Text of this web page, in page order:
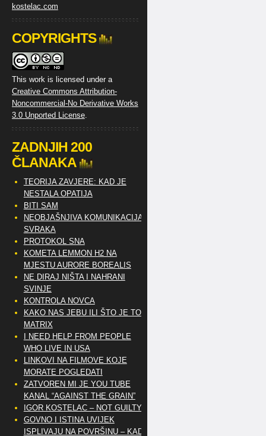
COPYRIGHTS
This work is licensed under a
Creative Commons Attribution-
Noncommercial-No Derivative Works
3.0 Unported License.
ZADNJIH 200
ČLANAKA
TEORIJA ZAVJERE: KAD JE
NESTALA OPATIJA
BITI SAM
NEOBJAŠNJIVA KOMUNIKACIJA
SVRAKA
PROTOKOL SNA
KOMETA LEMMON H2 NA
MJESTU AURORE BOREALIS
NE DIRAJ NIŠTA I NAHRANI
SVINJE
KONTROLA NOVCA
KAKO NAS JEBU ILI ŠTO JE TO
MATRIX
I NEED HELP FROM PEOPLE
WHO LIVE IN USA
LINKOVI NA FILMOVE KOJE
MORATE POGLEDATI
ZATVOREN MI JE YOU TUBE
KANAL “AGAINST THE GRAIN”
IGOR KOSTELAC – NOT GUILTY
GOVNO I ISTINA UVIJEK
ISPLIVAJU NA POVRŠINU – KAD